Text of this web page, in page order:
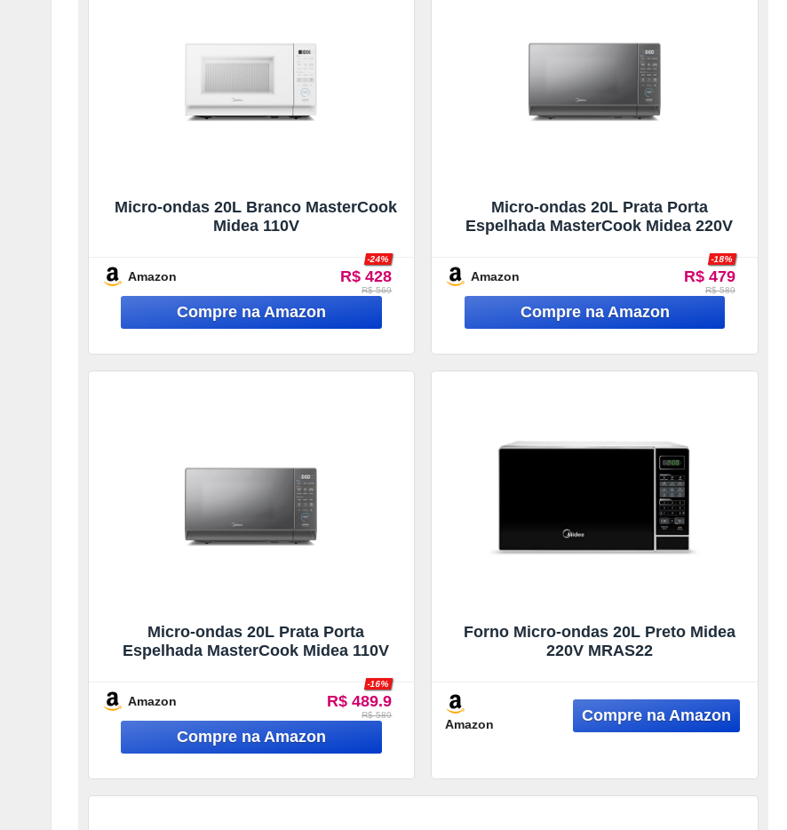
Micro-ondas 20L Branco MasterCook
Midea 110V
Amazon R$ 428
-24%
R$ 569
Micro-ondas 20L Prata Porta
Espelhada MasterCook Midea 220V
Amazon R$ 479
-18%
R$ 589
Micro-ondas 20L Prata Porta
Espelhada MasterCook Midea 110V
Amazon R$ 489.9
-16%
R$ 589
Forno Micro-ondas 20L Preto Midea
220V MRAS22
Amazon